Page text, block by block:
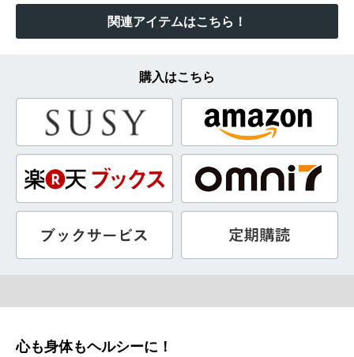
関連アイテムはこちら！
購入はこちら
心も身体もヘルシーに！